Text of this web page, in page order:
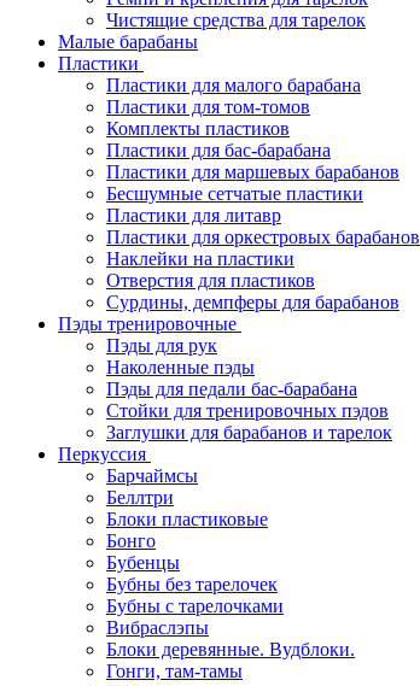
Чистящие средства для тарелок
Малые барабаны
Пластики
Пластики для малого барабана
Пластики для том-томов
Комплекты пластиков
Пластики для бас-барабана
Пластики для маршевых барабанов
Бесшумные сетчатые пластики
Пластики для литавр
Пластики для оркестровых барабанов
Наклейки на пластики
Отверстия для пластиков
Сурдины, демпферы для барабанов
Пэды тренировочные
Пэды для рук
Наколенные пэды
Пэды для педали бас-барабана
Стойки для тренировочных пэдов
Заглушки для барабанов и тарелок
Перкуссия
Барчаймсы
Беллтри
Блоки пластиковые
Бонго
Бубенцы
Бубны без тарелочек
Бубны с тарелочками
Вибраслэпы
Блоки деревянные. Вудблоки.
Гонги, там-тамы